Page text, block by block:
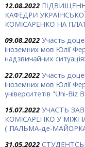
12.08.2022
КАФЕДРИ
КОМІСАРЕНКО НА
09.08.2022 Участь
іноземних мов Юлії
надзвичайних
22.07.2022 Участь
іноземних мов Юлії
університетів "Uni-Biz
15.07.2022 УЧАСТЬ
КОМІСАРЕНКО У
( ПАЛЬМА-де-
31.05.2022